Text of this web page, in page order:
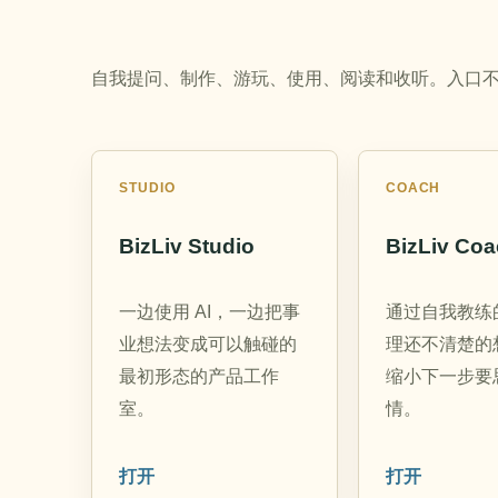
自我提问、制作、游玩、使用、阅读和收听。入口
STUDIO
BizLiv Studio
一边使用 AI，一边把事
业想法变成可以触碰的
最初形态的产品工作
室。
打开
COACH
BizLiv
通过自我教练
理还不清楚的
缩小下一步要
情。
打开